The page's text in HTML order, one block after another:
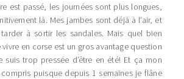
est passé, les journées sont plus longues,
là. Mes jambes sont déjà à l’air, et
à sortir les sandales. Mais quel bien
en corse est un gros avantage question
suis trop pressée d’être en été! Et ça mon
compris puisque depuis 1 semaines je flâne